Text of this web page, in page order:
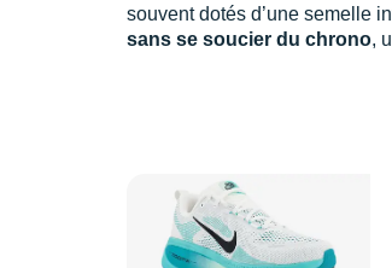
souvent dotés d’une semelle
sans se soucier du chrono,